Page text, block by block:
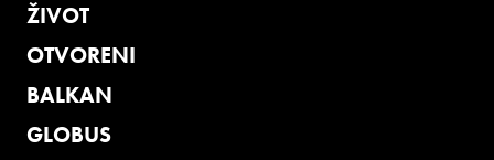
ŽIVOT
OTVORENI
BALKAN
GLOBUS